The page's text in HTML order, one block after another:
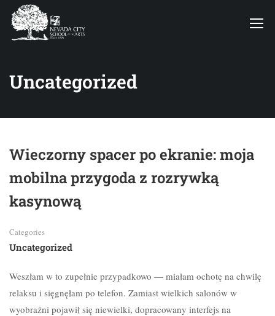
Uncategorized
Wieczorny spacer po ekranie: moja
mobilna przygoda z rozrywką
kasynową
Categories
Uncategorized
Weszłam w to zupełnie przypadkowo — miałam ochotę na chwilę
relaksu i sięgnęłam po telefon. Zamiast wielkich salonów w
wyobraźni pojawił się niewielki, dopracowany interfejs na